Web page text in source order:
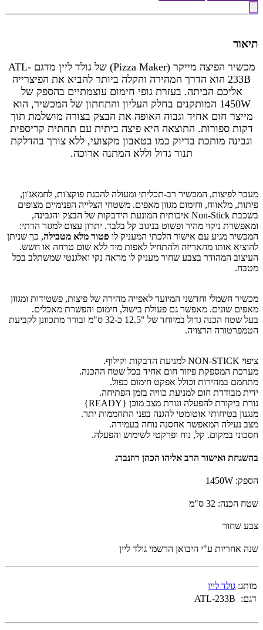
תיאור
מכשיר הפיצה מייקר (Pizza Maker) של גולד ליין מדגם ATL-
233B הוא הדרך המהירה והקלה ביותר להביא את הפיצרייה
אליכם הביתה. בעזרת גופי חימום עוצמתיים בהספק של
1450W המותקנים בחלק העליון והתחתון של המכשיר, הוא
מייצר חום אחיד וגבוה האופה את הבצק בצורה מושלמת תוך
דקות ספורות. התוצאה היא פיצה ביתית עם תחתית קריספית
וגבינה מותכת בדיוק כמו בטאבון מקצועי, ללא צורך בהדלקת
תנור גדול וללא המתנה ארוכה.
מעבר לפיצות, המכשיר רב-תכליתי ומעולה להכנת פוקצ'ות, לחמאג'ון,
פיתות, מלאווח, וחימום מגוון מאפים. משטחי הצלייה הפנימיים מצופים
בשכבת Non-Stick איכותית המונעת הידבקות של הבצק והגבינה,
ומאפשרת ניקוי מהיר ופשוט בניגוב קל בלבד. יתרון עצום למגזר הדתי:
המכשיר מגיע עם אישור הלכתי המעניק לו פטור מלא מטבילה, כך שניתן
להוציא אותו מהאריזה ולהתחיל לאפות מיד ללא שום טרחה או חשש.
העיצוב המהודר בצבע שחור מעניק לו מראה נקי ואלגנטי שמשתלב בכל
מטבח.
מכשיר חשמלי וחדשני המיועד לאפייה מהירה של פיצות, פשטידות ומגוון
מאפים שונים. מאפשר גם פעולת בישול, חימום והפשרת מאכלים.
בעל שטח הכנה גדול במיוחד של "12.5 כ-32 ס"מ ובורר מתכוונן לקביעת
הטמפרטורה הרצויה.
ציפוי NON-STICK למניעת הדבקות וקילוף.
מערכת המספקת פיזור חום אחיד בכל שטח ההכנה.
מתחמם במהירות וכולל אפקט חימום כפול.
ידית מבודדת חום למניעת כוויה בזמן הפתיחה.
נורת ביקורת להפעלה ונורת מצב מוכן {READY}
מנגנון בטיחותי אוטומטי להגנה בפני התחממות יתר.
מצב נעילה המאפשר אחסנה נוחה בעמידה.
חסכוני במקום. קל, נוח ופרקטי לשימוש והפעלה.
בהשגחת ואישור הרב אליהו הכהן רוזנברג
הספק: 1450W
שטח הכנה: 32 ס"מ
צבע שחור
שנה אחריות ע"י היבואן הרשמי גולד ליין
מותג: גולד ליין
דגם:
ATL-233B